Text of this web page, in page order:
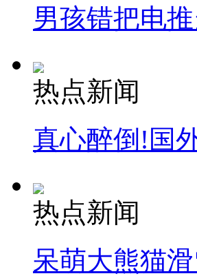
男孩错把电
热点新闻
真心醉倒!国
热点新闻
呆萌大熊猫